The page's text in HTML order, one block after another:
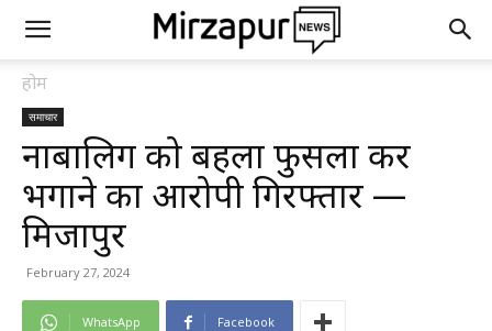
होम
समाचार
नाबालिग को बहला फुसला कर
भगाने का आरोपी गिरफ्तार —
मिर्जापुर
February 27, 2024
WhatsApp Facebook